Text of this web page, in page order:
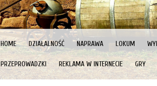
HOME DZIAŁALNOŚĆ NAPRAWA LOKUM
PRZEPROWADZKI REKLAMA W INTERNECIE GRY